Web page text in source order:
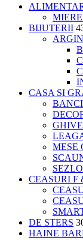
BIJUTERII
CASA SI
BANCI
MESE
CEASURI F
DE STERS
HAINE